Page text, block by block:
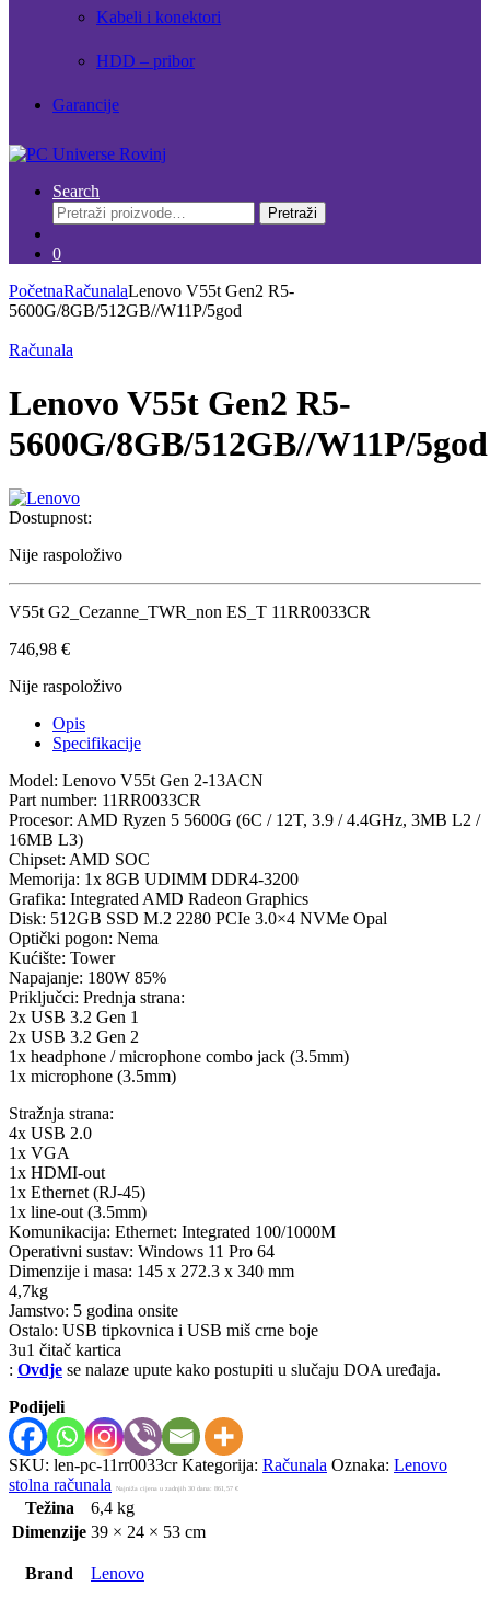
Kabeli i konektori
HDD – pribor
Garancije
Search
Pretraži:
Pretraži
0
PočetnaRačunalaLenovo V55t Gen2 R5-
5600G/8GB/512GB//W11P/5god
Računala
Lenovo V55t Gen2 R5-
5600G/8GB/512GB//W11P/5god
Dostupnost:
Nije raspoloživo
V55t G2_Cezanne_TWR_non ES_T 11RR0033CR
746,98 €
Nije raspoloživo
Opis
Specifikacije
Model: Lenovo V55t Gen 2-13ACN
Part number: 11RR0033CR
Procesor: AMD Ryzen 5 5600G (6C / 12T, 3.9 / 4.4GHz, 3MB L2 /
16MB L3)
Chipset: AMD SOC
Memorija: 1x 8GB UDIMM DDR4-3200
Grafika: Integrated AMD Radeon Graphics
Disk: 512GB SSD M.2 2280 PCIe 3.0×4 NVMe Opal
Optički pogon: Nema
Kućište: Tower
Napajanje: 180W 85%
Priključci: Prednja strana:
2x USB 3.2 Gen 1
2x USB 3.2 Gen 2
1x headphone / microphone combo jack (3.5mm)
1x microphone (3.5mm)
Stražnja strana:
4x USB 2.0
1x VGA
1x HDMI-out
1x Ethernet (RJ-45)
1x line-out (3.5mm)
Komunikacija: Ethernet: Integrated 100/1000M
Operativni sustav: Windows 11 Pro 64
Dimenzije i masa: 145 x 272.3 x 340 mm
4,7kg
Jamstvo: 5 godina onsite
Ostalo: USB tipkovnica i USB miš crne boje
3u1 čitač kartica
: Ovdje se nalaze upute kako postupiti u slučaju DOA uređaja.
Podijeli
SKU: len-pc-11rr0033cr Kategorija: Računala Oznaka: Lenovo
stolna računala
Najniža cijena u zadnjih 30 dana: 861,57 €
Težina
6,4 kg
Dimenzije 39 × 24 × 53 cm
Brand Lenovo